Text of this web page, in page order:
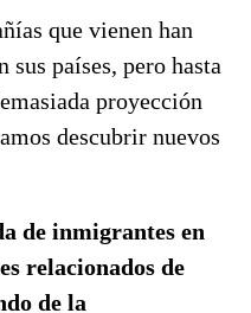
que vienen han
países, pero hasta
proyección
descubrir nuevos
de inmigrantes en
relacionados de
de la